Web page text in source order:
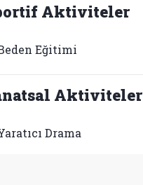
Aktiviteler
Eğitimi
Aktiviteler
Drama